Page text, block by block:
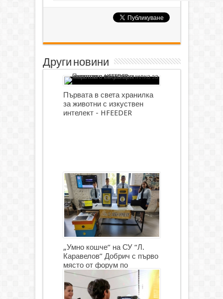
Други новини
Първата в света хранилка
за животни с изкуствен
интелект - HFEEDER
„Умно кошче“ на СУ “Л.
Каравелов” Добрич с първо
място от форум по
роботика